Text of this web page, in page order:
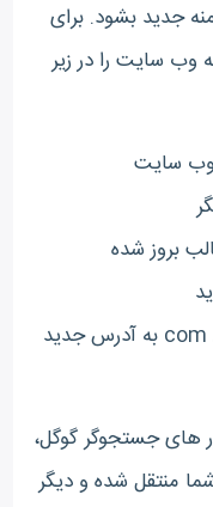
جدید بشود. برای
وب سایت را در زیر
وب سایت
بروز شده
انتقال محتوا های سایت از آدرس com به آدرس جدید
های جستجوگر گوگل،
منتقل شده و دیگر